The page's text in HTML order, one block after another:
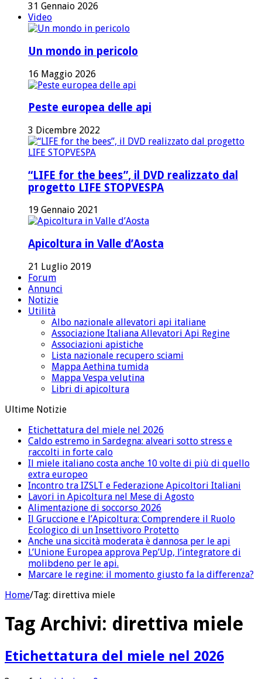
31 Gennaio 2026
Video
Un mondo in pericolo
16 Maggio 2026
Peste europea delle api
3 Dicembre 2022
“LIFE for the bees”, il DVD realizzato dal
progetto LIFE STOPVESPA
19 Gennaio 2021
Apicoltura in Valle d’Aosta
21 Luglio 2019
Forum
Annunci
Notizie
Utilità
Albo nazionale allevatori api italiane
Associazione Italiana Allevatori Api Regine
Associazioni apistiche
Lista nazionale recupero sciami
Mappa Aethina tumida
Mappa Vespa velutina
Libri di apicoltura
Ultime Notizie
Etichettatura del miele nel 2026
Caldo estremo in Sardegna: alveari sotto stress e
raccolti in forte calo
Il miele italiano costa anche 10 volte di più di quello
extra europeo
Incontro tra IZSLT e Federazione Apicoltori Italiani
Lavori in Apicoltura nel Mese di Agosto
Alimentazione di soccorso 2026
Il Gruccione e l’Apicoltura: Comprendere il Ruolo
Ecologico di un Insettivoro Protetto
Anche una siccità moderata è dannosa per le api
L’Unione Europea approva Pep’Up, l’integratore di
molibdeno per le api.
Marcare le regine: il momento giusto fa la differenza?
Home/Tag: direttiva miele
Tag Archivi: direttiva miele
Etichettatura del miele nel 2026